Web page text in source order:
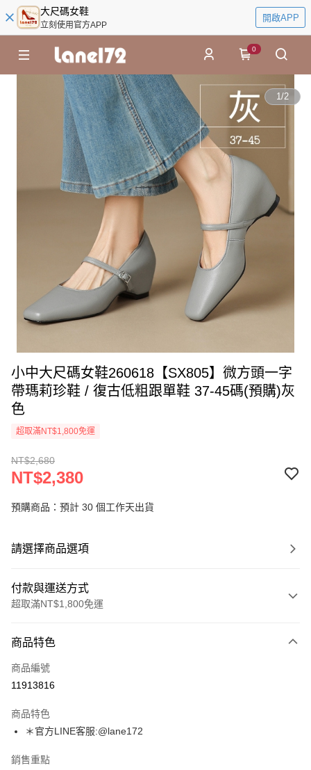
大尺碼女鞋
立刻使用官方APP
開啟APP
0
1/2
小中大尺碼女鞋260618【SX805】微方頭一字
帶瑪莉珍鞋 / 復古低粗跟單鞋 37-45碼(預購)灰
色
超取滿NT$1,800免運
NT$2,680
NT$2,380
預購商品：預計 30 個工作天出貨
請選擇商品選項
付款與運送方式
超取滿NT$1,800免運
信用卡一次付款
超商取貨付款
Apple Pay
街口支付
商品特色
商品編號
11913816
商品特色
＊官方LINE客服:@lane172
銷售重點